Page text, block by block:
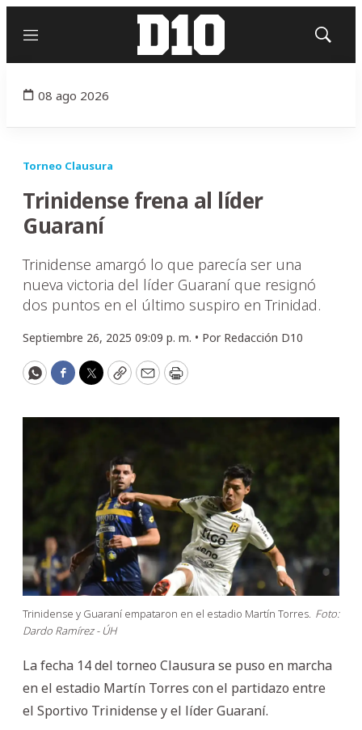
Menú
Mostrar
08 ago 2026
Torneo Clausura
Trinidense frena al líder
Guaraní
Trinidense amargó lo que parecía ser una
nueva victoria del líder Guaraní que resignó
dos puntos en el último suspiro en Trinidad.
Septiembre 26, 2025 09:09 p. m. • Por Redacción D10
WhatsApp
Facebook
Twitter
CopyEmailPrint
Trinidense y Guaraní empataron en el estadio Martín Torres. Foto:
Dardo Ramírez - ÚH
La fecha 14 del torneo Clausura se puso en marcha
en el estadio Martín Torres con el partidazo entre
el Sportivo Trinidense y el líder Guaraní.